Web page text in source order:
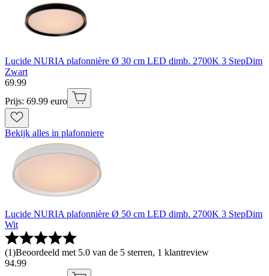
Lucide NURIA plafonnière Ø 30 cm LED dimb. 2700K 3 StepDim
Zwart
69.99
Prijs: 69.99 euro
Bekijk alles in plafonniere
Lucide NURIA plafonnière Ø 50 cm LED dimb. 2700K 3 StepDim
Wit
(1)Beoordeeld met 5.0 van de 5 sterren, 1 klantreview
94.99